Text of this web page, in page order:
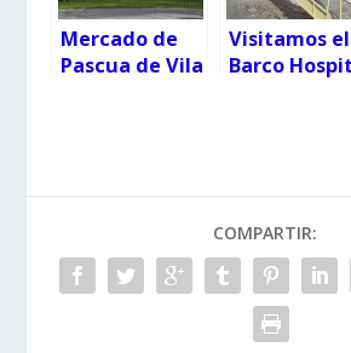
Mercado de
Pascua de Vila
Visitamos el
Barco
COMPARTIR: